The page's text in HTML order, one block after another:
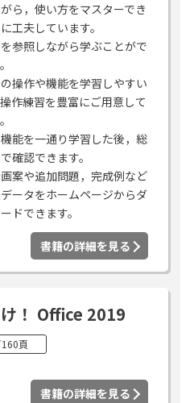
ら，使い方をマスターでき
工夫しています。
参照しながら学ぶことがで
操作や機能を学習しやすい
作練習を豊富にご用意して
能を一通り学習した後，総
確認できます。
案や追加問題，完成例など
ータをホームページからダ
ドできます。
書籍の詳細を見る
！ Office 2019
頁
書籍の詳細を見る